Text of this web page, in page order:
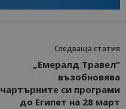
Следваща статия
„Емералд Травел“
възобновява
чартърните си програми
до Египет на 28 март